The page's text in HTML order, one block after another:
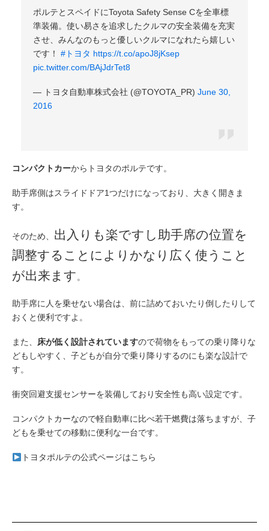
ポルテとスペイドにToyota Safety Sense Cを全車標
準装備。使い易さを追求したクルマの安全装備を充実
させ、みんなのもっと優しいクルマになれたら嬉しい
です！ #トヨタ https://t.co/apoJ8jKsep
pic.twitter.com/BAjJdrTet8
— トヨタ自動車株式会社 (@TOYOTA_PR) June 30,
2016
コンパクトカーからトヨタのポルテです。
助手席側はスライドドア1つだけになっており、大きく開きま
す。
そのため、 出入りも楽ですし助手席の位置を
調整することによりかなり広く使うこと
が出来ます。
助手席に人を乗せない場合は、前に詰めておいたり倒したりして
おくと便利ですよ。
また、 床が低く設計されていますので荷物をもっての乗り降りな
どもしやすく、子どもが自分で乗り降りするのにも楽な設計で
す。
衝突回避支援センサーを装備しており安全性も高い設定です。
コンパクトカーなので軽自動車に比べ若干燃費は落ちますが、子
どもを乗せての移動に便利な一台です。
トヨタポルテの公式ページはこちら